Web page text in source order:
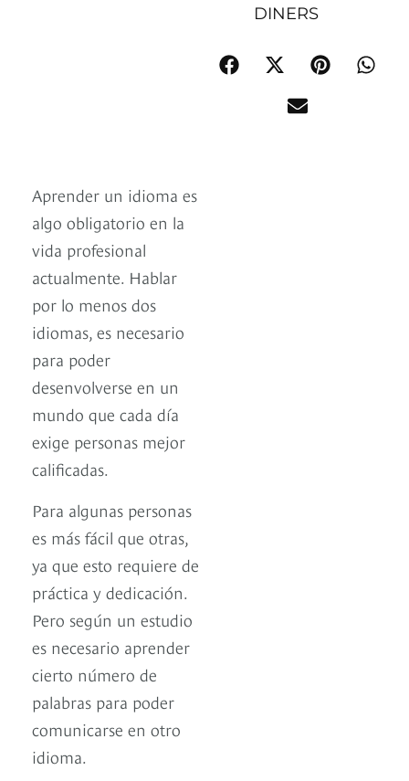
DINERS
Aprender un idioma es
algo obligatorio en la
vida profesional
actualmente. Hablar
por lo menos dos
idiomas, es necesario
para poder
desenvolverse en un
mundo que cada día
exige personas mejor
calificadas.
Para algunas personas
es más fácil que otras,
ya que esto requiere de
práctica y dedicación.
Pero según un estudio
es necesario aprender
cierto número de
palabras para poder
comunicarse en otro
idioma.